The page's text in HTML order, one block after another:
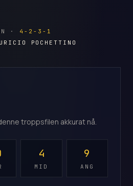
· 4-2-3-1
POCHETTINO
troppsfilen akkurat nå.
4
MID
9
ANG